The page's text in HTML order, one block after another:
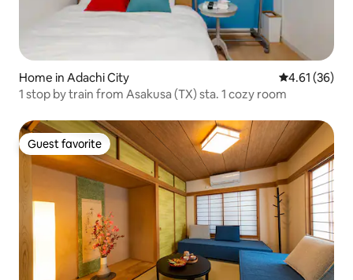
Home in Adachi City 4.61 out of 5
4.61 (36)
1 stop by train from Asakusa (TX) sta. 1 cozy room
Guest favorite
Guest favorite